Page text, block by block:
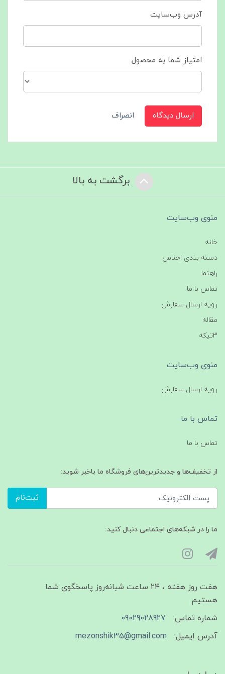
آدرس وب‌سایت
امتیاز شما به محصول
ارسال دیدگاه انصراف
برگشت به بالا
منوی وب‌سایت
خانه
دسته بندی اجناس
راهنما
تماس با ما
رویه ارسال سفارش
مقاله
3تیکه
منوی وب‌سایت
رویه ارسال سفارش
تماس با ما
تماس با ما
از تخفیف‌ها و جدیدترین‌های فروشگاه ما باخبر شوید:
ثبت‌نام
ما را در شبکه‌های اجتماعی دنبال کنید:
هفت روز هفته ، ۲۴ ساعت شبانه‌روز پاسخگوی شما
هستیم
شماره تماس:
09029028927
آدرس ایمیل:
mezonshik35@gmail.com